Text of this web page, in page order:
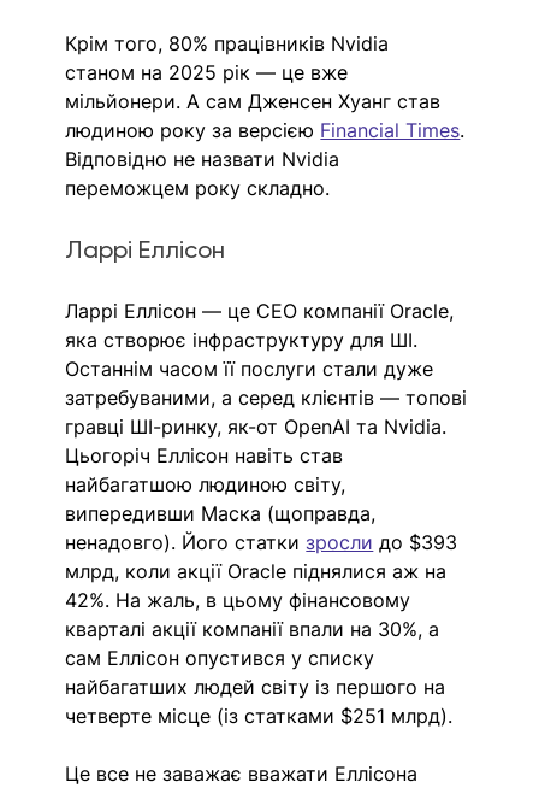
Крім того, 80% працівників Nvidia
станом на 2025 рік — це вже
мільйонери. А сам Дженсен Хуанг став
людиною року за версією Financial Times.
Відповідно не назвати Nvidia
переможцем року складно.
Ларрі Еллісон
Ларрі Еллісон — це СЕО компанії Oracle,
яка створює інфраструктуру для ШІ.
Останнім часом її послуги стали дуже
затребуваними, а серед клієнтів — топові
гравці ШІ-ринку, як-от OpenAI та Nvidia.
Цьогоріч Еллісон навіть став
найбагатшою людиною світу,
випередивши Маска (щоправда,
ненадовго). Його статки зросли до $393
млрд, коли акції Oracle піднялися аж на
42%. На жаль, в цьому фінансовому
кварталі акції компанії впали на 30%, а
сам Еллісон опустився у списку
найбагатших людей світу із першого на
четверте місце (із статками $251 млрд).
Це все не заважає вважати Еллісона